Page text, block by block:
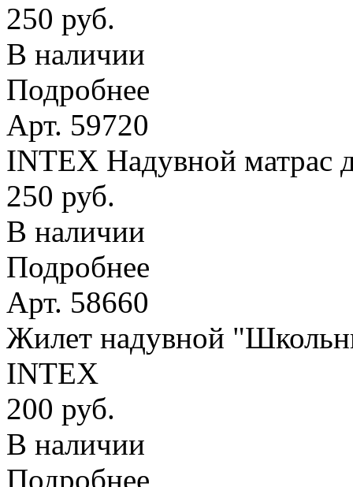
250 руб.
В наличии
Подробнее
Арт. 59720
INTEX Надувной матрас
250 руб.
В наличии
Подробнее
Арт. 58660
Жилет надувной
INTEX
200 руб.
В наличии
Подробнее